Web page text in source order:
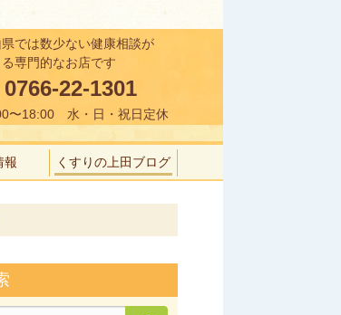
では数少ない健康相談が
専門的なお店です
0766-22-1301
〜18:00 水・日・祝日定休
報 くすりの上田ブログ